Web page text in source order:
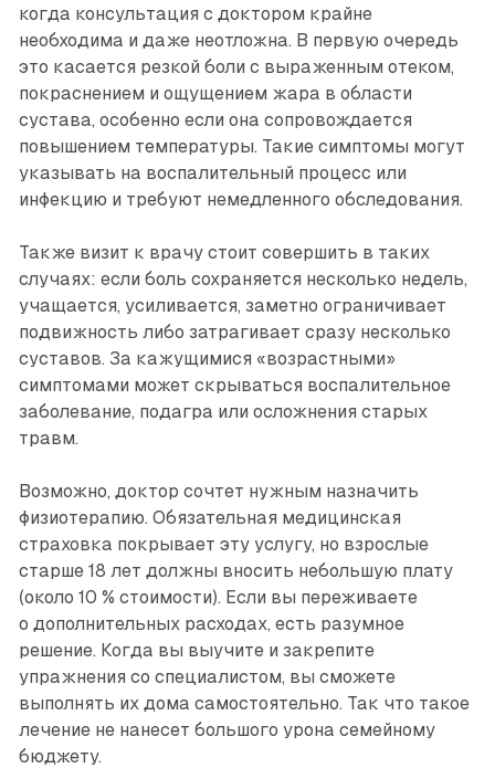
когда консультация с доктором крайне
необходима и даже неотложна. В первую очередь
это касается резкой боли с выраженным отеком,
покраснением и ощущением жара в области
сустава, особенно если она сопровождается
повышением температуры. Такие симптомы могут
указывать на воспалительный процесс или
инфекцию и требуют немедленного обследования.
Также визит к врачу стоит совершить в таких
случаях: если боль сохраняется несколько недель,
учащается, усиливается, заметно ограничивает
подвижность либо затрагивает сразу несколько
суставов. За кажущимися «возрастными»
симптомами может скрываться воспалительное
заболевание, подагра или осложнения старых
травм.
Возможно, доктор сочтет нужным назначить
физиотерапию. Обязательная медицинская
страховка покрывает эту услугу, но взрослые
старше 18 лет должны вносить небольшую плату
(около 10 % стоимости). Если вы переживаете
о дополнительных расходах, есть разумное
решение. Когда вы выучите и закрепите
упражнения со специалистом, вы сможете
выполнять их дома самостоятельно. Так что такое
лечение не нанесет большого урона семейному
бюджету.